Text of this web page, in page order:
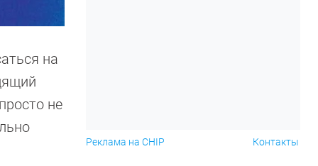
на
не
Реклама на CHIP Контакты